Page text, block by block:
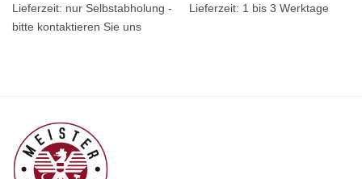
Lieferzeit: nur Selbstabholung -
bitte kontaktieren Sie uns
Lieferzeit: 1 bis 3 Werktage